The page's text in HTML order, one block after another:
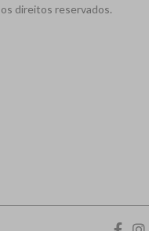
direitos reservados.